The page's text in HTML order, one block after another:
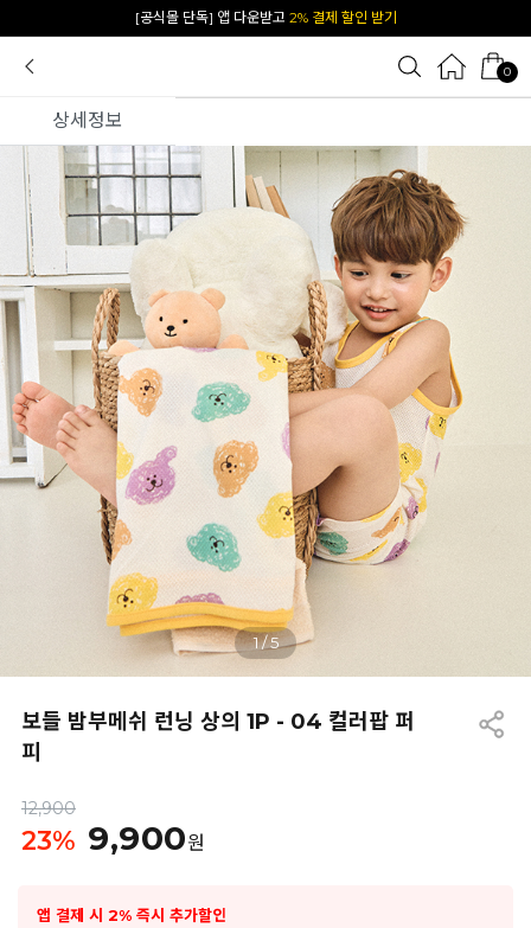
카카오 플친 추가하면1천원 즉시 할인 쿠폰
0
상세정보
1/5
보들 밤부메쉬 런닝 상의 1P - 04 컬러팝 퍼
피
12,900
23% 9,900원
앱 결제 시 2% 즉시 추가할인